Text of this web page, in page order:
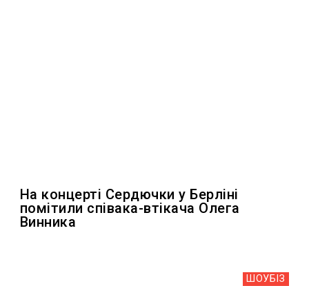
На концерті Сердючки у Берліні
помітили співака-втікача Олега
Винника
ШОУБIЗ